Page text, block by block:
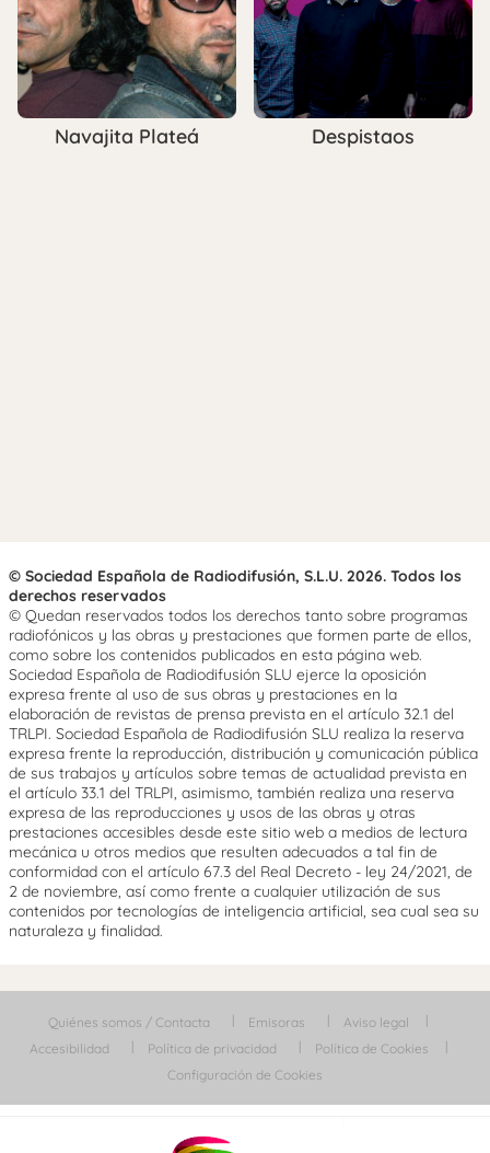
Navajita Plateá Despistaos
© Sociedad Española de Radiodifusión, S.L.U. 2026. Todos los
derechos reservados
© Quedan reservados todos los derechos tanto sobre programas
radiofónicos y las obras y prestaciones que formen parte de ellos,
como sobre los contenidos publicados en esta página web.
Sociedad Española de Radiodifusión SLU ejerce la oposición
expresa frente al uso de sus obras y prestaciones en la
elaboración de revistas de prensa prevista en el artículo 32.1 del
TRLPI. Sociedad Española de Radiodifusión SLU realiza la reserva
expresa frente la reproducción, distribución y comunicación pública
de sus trabajos y artículos sobre temas de actualidad prevista en
el artículo 33.1 del TRLPI, asimismo, también realiza una reserva
expresa de las reproducciones y usos de las obras y otras
prestaciones accesibles desde este sitio web a medios de lectura
mecánica u otros medios que resulten adecuados a tal fin de
conformidad con el artículo 67.3 del Real Decreto - ley 24/2021, de
2 de noviembre, así como frente a cualquier utilización de sus
contenidos por tecnologías de inteligencia artificial, sea cual sea su
naturaleza y finalidad.
Quiénes somos / Contacta Emisoras
Aviso legal
Accesibilidad
Política de privacidad
Política de Cookies
Configuración de Cookies